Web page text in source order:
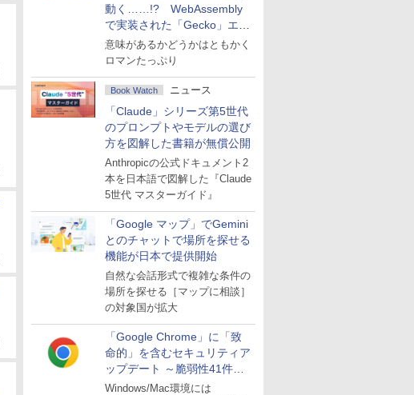
動く……!? WebAssembly
で実装された「Gecko」エン
ジン
意味があるかどうかはともかく
ロマンたっぷり
Book Watch ニュース
「Claude」シリーズ第5世代
のプロンプトやモデルの選び
方を図解した書籍が無償公開
Anthropicの公式ドキュメント2
本を日本語で図解した『Claude
5世代 マスターガイド』
「Google マップ」でGemini
とのチャットで場所を探せる
機能が日本で提供開始
自然な会話形式で複雑な条件の
場所を探せる［マップに相談］
の対象国が拡大
「Google Chrome」に「致
命的」を含むセキュリティア
ップデート ～脆弱性41件に
対処
Windows/Mac環境には